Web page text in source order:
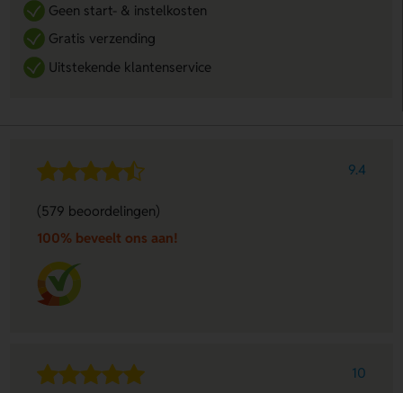
Geen start- & instelkosten
Gratis verzending
Uitstekende klantenservice
9.4
(579 beoordelingen)
100% beveelt ons aan!
10